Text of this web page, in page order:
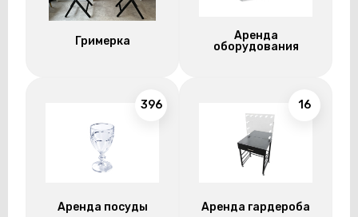
Гримерка
Аренда
оборудования
396
Аренда посуды
16
Аренда гардероба